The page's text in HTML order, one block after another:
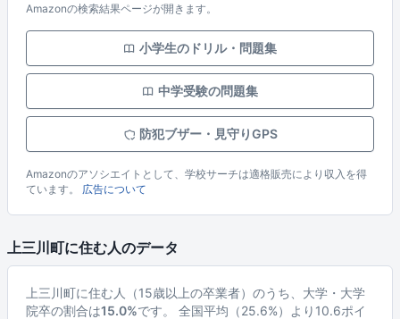
Amazonの検索結果ページが開きます。
小学生のドリル・問題集
中学受験の問題集
防犯ブザー・見守りGPS
Amazonのアソシエイトとして、学校サーチは適格販売により収入を得
ています。 広告について
上三川町に住む人のデータ
上三川町に住む人（15歳以上の卒業者）のうち、大学・大学
院卒の割合は15.0%です。 全国平均（25.6%）より10.6ポイ